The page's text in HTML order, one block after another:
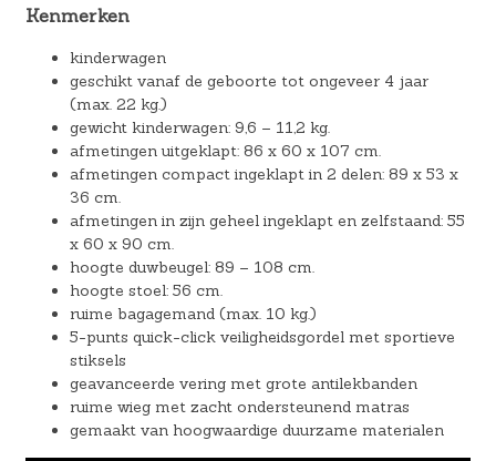
Kenmerken
kinderwagen
geschikt vanaf de geboorte tot ongeveer 4 jaar
(max. 22 kg.)
gewicht kinderwagen: 9,6 – 11,2 kg.
afmetingen uitgeklapt: 86 x 60 x 107 cm.
afmetingen compact ingeklapt in 2 delen: 89 x 53 x
36 cm.
afmetingen in zijn geheel ingeklapt en zelfstaand: 55
x 60 x 90 cm.
hoogte duwbeugel: 89 – 108 cm.
hoogte stoel: 56 cm.
ruime bagagemand (max. 10 kg.)
5-punts quick-click veiligheidsgordel met sportieve
stiksels
geavanceerde vering met grote antilekbanden
ruime wieg met zacht ondersteunend matras
gemaakt van hoogwaardige duurzame materialen